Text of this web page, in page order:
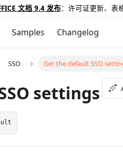
文档 9.4 发布：许可证更新、表
Samples Changelog
SSO Get the default SSO
settings